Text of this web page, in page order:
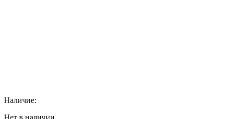
Наличие:
Нет в наличии